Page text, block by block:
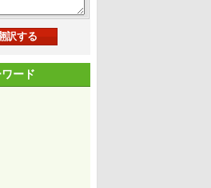
ード